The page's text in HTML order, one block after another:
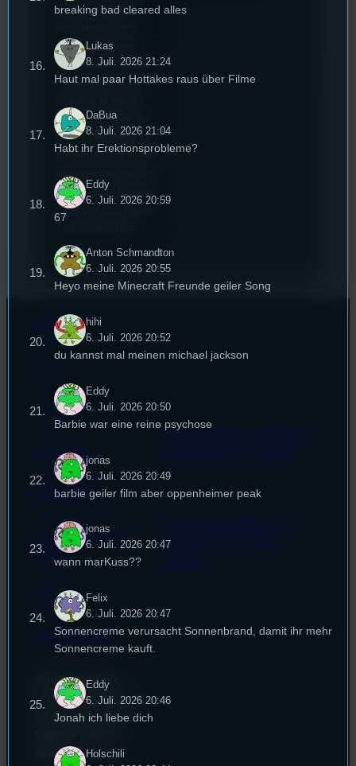
wurde auch mit
Stummfilmpreis
2022 gekürt. Diesen
Sommer geht das
Runde und Nicole,
die Festivalleitung,
hat sich für uns Zeit
wichtigsten Fragen
rund um das Event
Kontakt
Satzung
Impressum
Datenschutz
Cookie-Richtlinie
(EU)
Empfang
EPK & Presse
Unterstützt vom Lehrstuhl
Start your own radio
Studentenfunk
Universitätsstraße 31
93053 Regensburg
Studio:SH 1.39
breaking bad cleared alles
Lukas
8. Juli. 2026 21:24
Haut mal paar Hottakes raus über Filme
DaBua
8. Juli. 2026 21:04
Habt ihr Erektionsprobleme?
Eddy
6. Juli. 2026 20:59
67
Anton Schmandton
6. Juli. 2026 20:55
Heyo meine Minecraft Freunde geiler Song
hihi
6. Juli. 2026 20:52
du kannst mal meinen michael jackson
Eddy
6. Juli. 2026 20:50
Barbie war eine reine psychose
jonas
6. Juli. 2026 20:49
barbie geiler film aber oppenheimer peak
jonas
6. Juli. 2026 20:47
wann marKuss??
Felix
6. Juli. 2026 20:47
Sonnencreme verursacht Sonnenbrand, damit ihr mehr
Sonnencreme kauft.
Eddy
6. Juli. 2026 20:46
Jonah ich liebe dich
Holschili